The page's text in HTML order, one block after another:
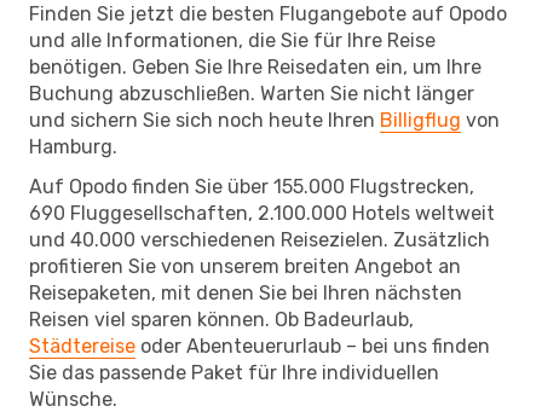
Finden Sie jetzt die besten Flugangebote auf Opodo
und alle Informationen, die Sie für Ihre Reise
benötigen. Geben Sie Ihre Reisedaten ein, um Ihre
Buchung abzuschließen. Warten Sie nicht länger
und sichern Sie sich noch heute Ihren Billigflug von
Hamburg.
Auf Opodo finden Sie über 155.000 Flugstrecken,
690 Fluggesellschaften, 2.100.000 Hotels weltweit
und 40.000 verschiedenen Reisezielen. Zusätzlich
profitieren Sie von unserem breiten Angebot an
Reisepaketen, mit denen Sie bei Ihren nächsten
Reisen viel sparen können. Ob Badeurlaub,
Städtereise oder Abenteuerurlaub – bei uns finden
Sie das passende Paket für Ihre individuellen
Wünsche.